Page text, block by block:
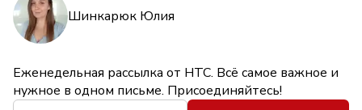
Шинкарюк Юлия
Еженедельная рассылка от НТС. Всё самое важное и
нужное в одном письме. Присоединяйтесь!